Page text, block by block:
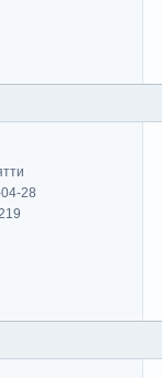
28